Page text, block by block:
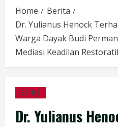
Home
Berita
Dr. Yulianus Henock
Warga Dayak Budi
Mediasi Keadilan
Berita
Dr. Yulianus